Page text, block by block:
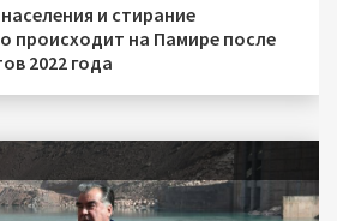
и стирание
происходит на Памире после
2022 года